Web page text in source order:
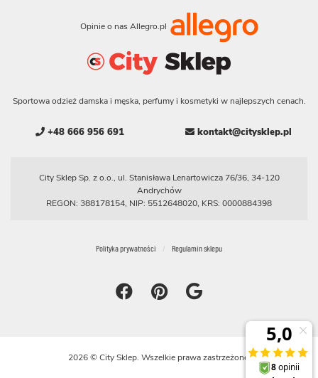
Opinie o nas Allegro.pl
Sportowa odzież damska i męska, perfumy i kosmetyki w najlepszych cenach.
+48 666 956 691 kontakt@citysklep.pl
City Sklep Sp. z o.o., ul. Stanisława Lenartowicza 76/36, 34-120
Andrychów
REGON: 388178154, NIP: 5512648020, KRS: 0000884398
Polityka prywatności Regulamin sklepu
2026 © City Sklep. Wszelkie prawa zastrzeżone.